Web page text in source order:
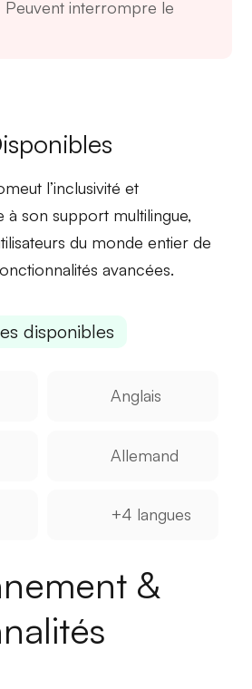
Peuvent interrompre le
l’inclusivité et
à son support multilingue,
du monde entier de
avancées.
disponibles
Anglais
Allemand
+4 langues
&